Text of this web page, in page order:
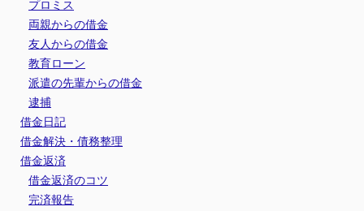
プロミス
両親からの借金
友人からの借金
教育ローン
派遣の先輩からの借金
逮捕
借金日記
借金解決・債務整理
借金返済
借金返済のコツ
完済報告